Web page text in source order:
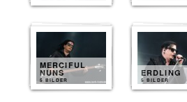
MERCIFUL
NUNS
5 BILDER
ERDLING
5 BILDER